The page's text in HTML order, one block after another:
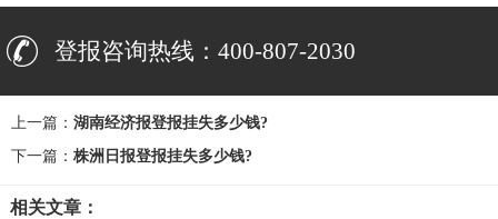
登报咨询热线：400-807-2030
上一篇： 湖南经济报登报挂失多少钱?
下一篇： 株洲日报登报挂失多少钱?
相关文章：